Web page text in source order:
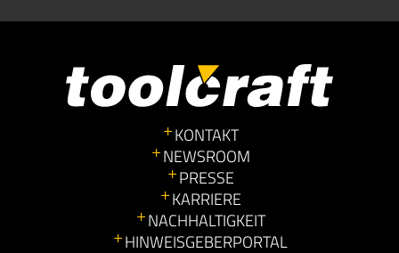
KONTAKT
NEWSROOM
PRESSE
KARRIERE
NACHHALTIGKEIT
HINWEISGEBERPORTAL